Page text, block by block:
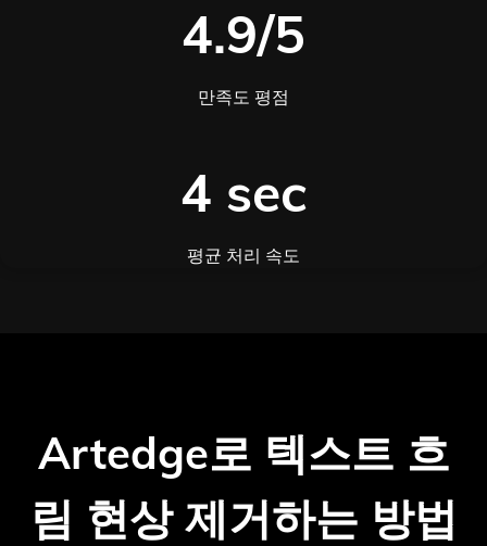
4.9/5
만족도 평점
4 sec
평균 처리 속도
Artedge로 텍스트 흐
림 현상 제거하는 방법